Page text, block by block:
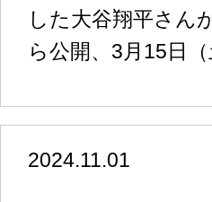
した大谷翔平さん
ら公開、3月15日
2024.11.01